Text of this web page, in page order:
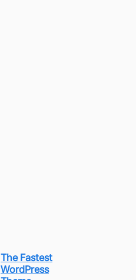
The Fastest
WordPress